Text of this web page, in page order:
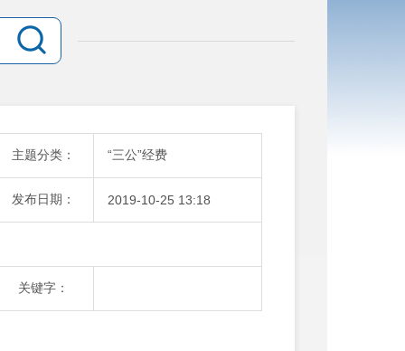
主题分类： “三公”经费
发布日期： 2019-10-25 13:18
关键字：